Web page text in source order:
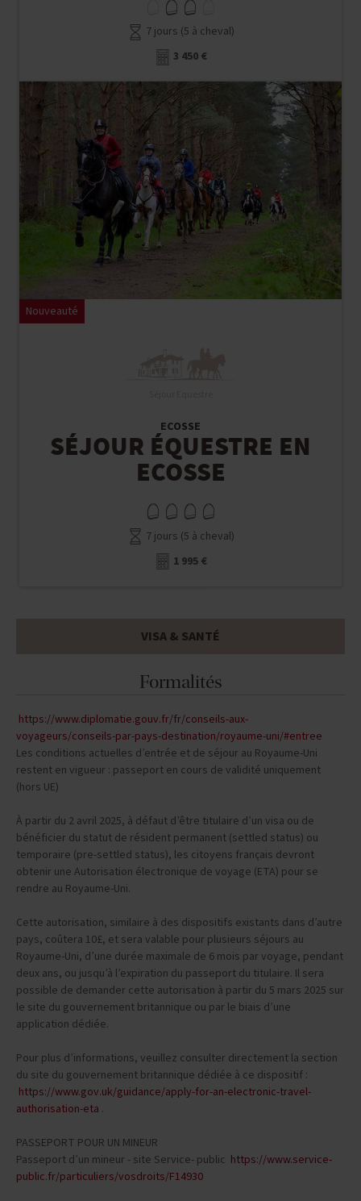
7 jours (5 à cheval)
3 450 €
Nouveauté
ECOSSE
SÉJOUR ÉQUESTRE EN
ECOSSE
7 jours (5 à cheval)
1 995 €
VISA & SANTÉ
Formalités
https://www.diplomatie.gouv.fr/fr/conseils-aux-
voyageurs/conseils-par-pays-destination/royaume-uni/#entree
Les conditions actuelles d’entrée et de séjour au Royaume-Uni
restent en vigueur : passeport en cours de validité uniquement
(hors UE)
À partir du 2 avril 2025, à défaut d’être titulaire d’un visa ou de
bénéficier du statut de résident permanent (settled status) ou
temporaire (pre-settled status), les citoyens français devront
obtenir une Autorisation électronique de voyage (ETA) pour se
rendre au Royaume-Uni.
Cette autorisation, similaire à des dispositifs existants dans d’autre
pays, coûtera 10£, et sera valable pour plusieurs séjours au
Royaume-Uni, d’une durée maximale de 6 mois par voyage, pendant
deux ans, ou jusqu’à l’expiration du passeport du titulaire. Il sera
possible de demander cette autorisation à partir du 5 mars 2025 sur
le site du gouvernement britannique ou par le biais d’une
application dédiée.
Pour plus d’informations, veuillez consulter directement la section
du site du gouvernement britannique dédiée à ce dispositif :
https://www.gov.uk/guidance/apply-for-an-electronic-travel-
authorisation-eta .
PASSEPORT POUR UN MINEUR
Passeport d’un mineur - site Service- public https://www.service-
public.fr/particuliers/vosdroits/F14930